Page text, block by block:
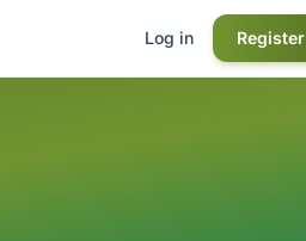
Log in Register